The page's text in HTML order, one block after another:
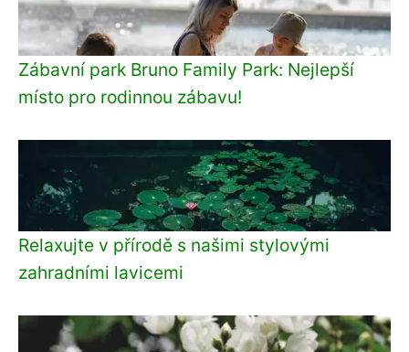
Zábavní park Bruno Family Park: Nejlepší
místo pro rodinnou zábavu!
Relaxujte v přírodě s našimi stylovými
zahradními lavicemi